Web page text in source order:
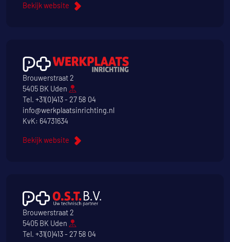
Bekijk website
Brouwerstraat 2
5405 BK Uden
Tel. +31(0)413 - 27 58 04
info@werkplaatsinrichting.nl
KvK: 64731634
Bekijk website
Brouwerstraat 2
5405 BK Uden
Tel. +31(0)413 - 27 58 04